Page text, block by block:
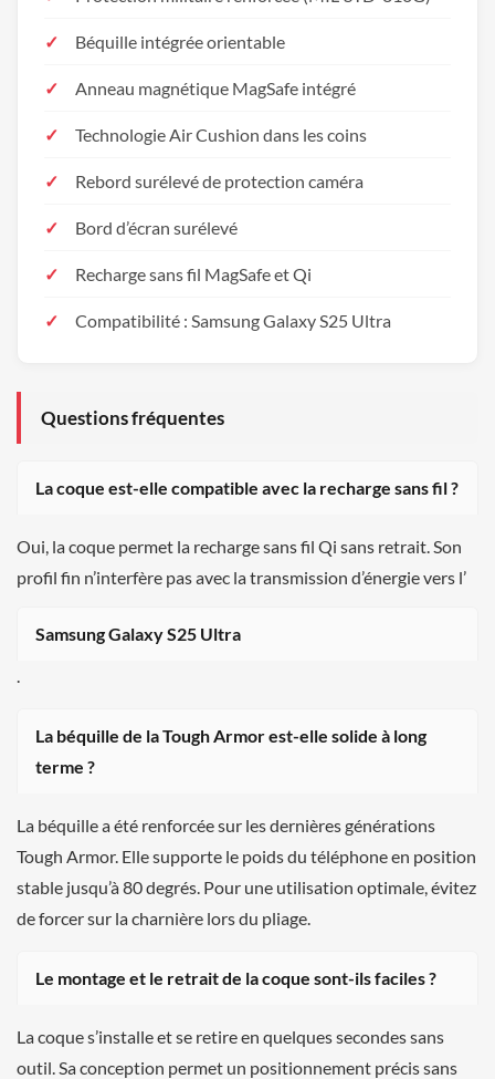
Béquille intégrée orientable
Anneau magnétique MagSafe intégré
Technologie Air Cushion dans les coins
Rebord surélevé de protection caméra
Bord d’écran surélevé
Recharge sans fil MagSafe et Qi
Compatibilité : Samsung Galaxy S25 Ultra
Questions fréquentes
La coque est-elle compatible avec la recharge sans fil ?
Oui, la coque permet la recharge sans fil Qi sans retrait. Son
profil fin n’interfère pas avec la transmission d’énergie vers l’
Samsung Galaxy S25 Ultra
La béquille de la Tough Armor est-elle solide à long
terme ?
La béquille a été renforcée sur les dernières générations
Tough Armor. Elle supporte le poids du téléphone en position
stable jusqu’à 80 degrés. Pour une utilisation optimale, évitez
de forcer sur la charnière lors du pliage.
Le montage et le retrait de la coque sont-ils faciles ?
La coque s’installe et se retire en quelques secondes sans
outil. Sa conception permet un positionnement précis sans